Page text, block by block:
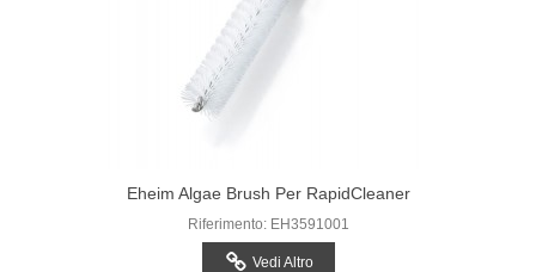
Eheim Algae Brush Per RapidCleaner
Riferimento: EH3591001
Vedi Altro